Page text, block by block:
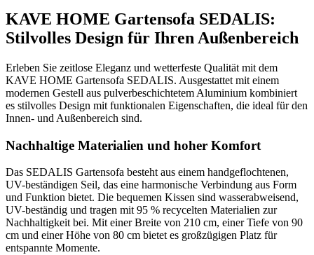
KAVE HOME Gartensofa SEDALIS:
Stilvolles Design für Ihren Außenbereich
Erleben Sie zeitlose Eleganz und wetterfeste Qualität mit dem
KAVE HOME Gartensofa SEDALIS. Ausgestattet mit einem
modernen Gestell aus pulverbeschichtetem Aluminium kombiniert
es stilvolles Design mit funktionalen Eigenschaften, die ideal für den
Innen- und Außenbereich sind.
Nachhaltige Materialien und hoher Komfort
Das SEDALIS Gartensofa besteht aus einem handgeflochtenen,
UV-beständigen Seil, das eine harmonische Verbindung aus Form
und Funktion bietet. Die bequemen Kissen sind wasserabweisend,
UV-beständig und tragen mit 95 % recycelten Materialien zur
Nachhaltigkeit bei. Mit einer Breite von 210 cm, einer Tiefe von 90
cm und einer Höhe von 80 cm bietet es großzügigen Platz für
entspannte Momente.